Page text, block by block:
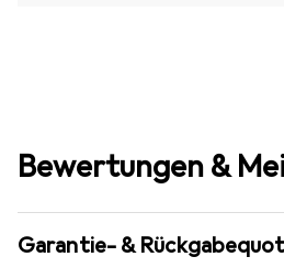
Bewertungen &
Garantie- &